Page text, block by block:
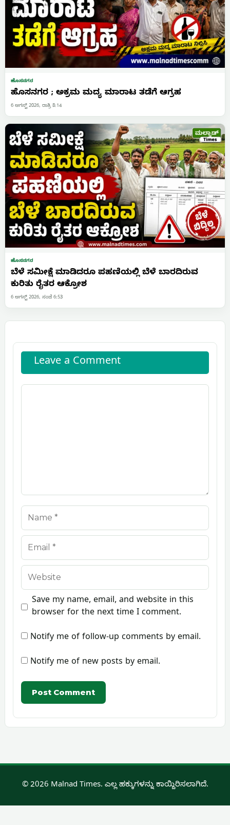
ಹೊಸನಗರ
ಹೊಸನಗರ ; ಅಕ್ರಮ ಮದ್ಯ ಮಾರಾಟ ತಡೆಗೆ ಆಗ್ರಹ
6 ಆಗಸ್ಟ್ 2026, ರಾತ್ರಿ 8:14
ಹೊಸನಗರ
ಬೆಳೆ ಸಮೀಕ್ಷೆ ಮಾಡಿದರೂ ಪಹಣಿಯಲ್ಲಿ ಬೆಳೆ ಬಾರದಿರುವ
ಕುರಿತು ರೈತರ ಆಕ್ರೋಶ
6 ಆಗಸ್ಟ್ 2026, ಸಂಜೆ 6:53
Leave a Comment
Comment
Name
Email
Website
Save my name, email, and website in this
browser for the next time I comment.
Notify me of follow-up comments by email.
Notify me of new posts by email.
© 2026 Malnad Times. ಎಲ್ಲ ಹಕ್ಕುಗಳನ್ನು ಕಾಯ್ದಿರಿಸಲಾಗಿದೆ.